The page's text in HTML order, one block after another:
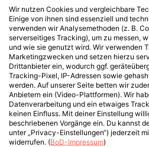
Wir nutzen Cookies und vergleichbare
Einige von ihnen sind essenziell und
verwenden wir Analysemethoden (z. B.
serverseitiges Tracking), um zu messen,
und wie sie genutzt wird. Wir verwenden
Marketingzwecken und setzen hierzu
Drittanbieter ein, wodurch ggf.
Tracking-Pixel, IP-Adressen sowie
werden. Auf unserer Seite betten wir
Anbietern ein (Video-Plattformen). Wir
Datenverarbeitung und ein etwaiges
keinen Einfluss. Mit deiner Einstellung
beschriebenen Vorgänge ein. Du kannst
unter „Privacy-Einstellungen“) jederzeit
widerrufen. (BoD-Impressum)